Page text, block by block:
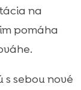
na
pomáha
s sebou nové